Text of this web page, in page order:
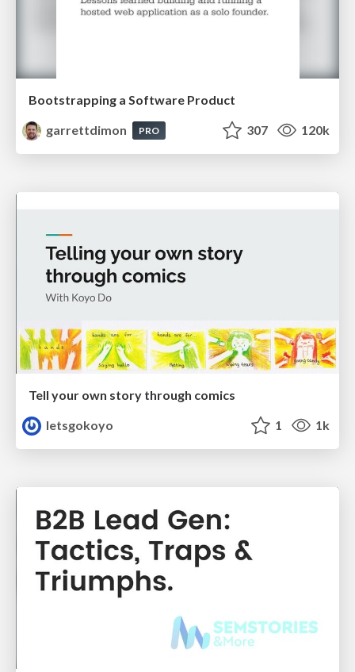
Bootstrapping a Software Product
garrettdimon
PRO 307 120k
Tell your own story through comics
letsgokoyo
1 1k